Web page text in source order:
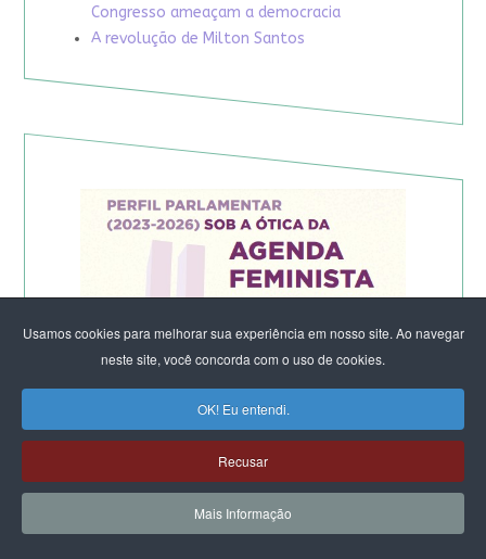
Usamos cookies para melhorar sua experiência em nosso site. Ao navegar
neste site, você concorda com o uso de cookies.
OK! Eu entendi.
Recusar
Mais Informação
Congresso ameaçam a democracia
A revolução de Milton Santos